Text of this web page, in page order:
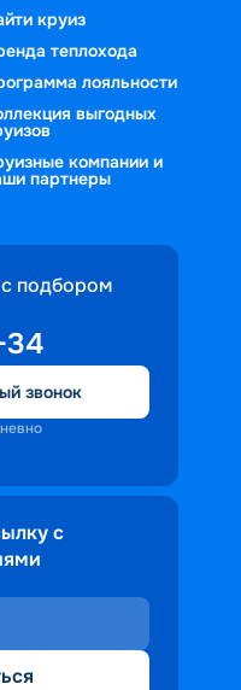
круиз
теплохода
лояльности
выгодных
компании и
партнеры
подбором
34
звонок
с